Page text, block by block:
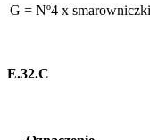
G = Nº4 x
E.32.C